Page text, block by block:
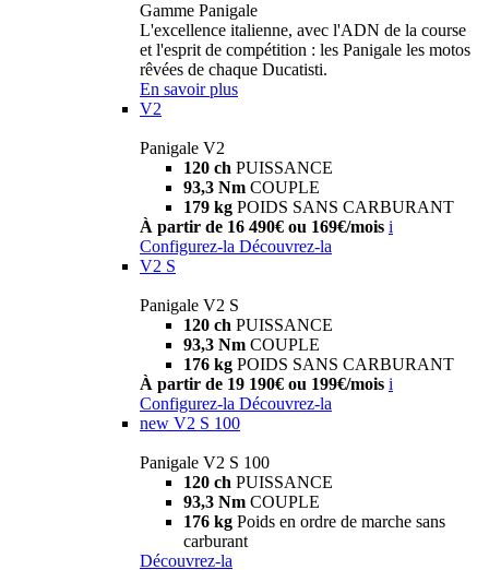
Gamme Panigale
L'excellence italienne, avec l'ADN de la course
et l'esprit de compétition : les Panigale les motos
rêvées de chaque Ducatisti.
En savoir plus
V2
Panigale V2
120 ch PUISSANCE
93,3 Nm COUPLE
179 kg POIDS SANS CARBURANT
À partir de 16 490€ ou 169€/mois i
Configurez-la Découvrez-la
V2 S
Panigale V2 S
120 ch PUISSANCE
93,3 Nm COUPLE
176 kg POIDS SANS CARBURANT
À partir de 19 190€ ou 199€/mois i
Configurez-la Découvrez-la
new V2 S 100
Panigale V2 S 100
120 ch PUISSANCE
93,3 Nm COUPLE
176 kg Poids en ordre de marche sans
carburant
Découvrez-la